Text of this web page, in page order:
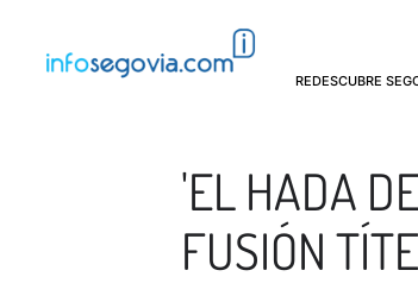
REDESCUBRE
'EL HADA
FUSIÓN